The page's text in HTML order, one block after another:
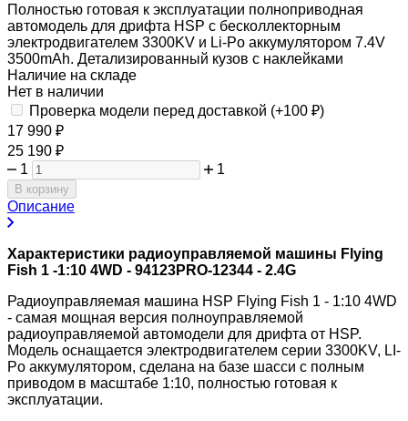
Полностью готовая к эксплуатации полноприводная
автомодель для дрифта HSP с бесколлекторным
электродвигателем 3300KV и Li-Po аккумулятором 7.4V
3500mAh. Детализированный кузов с наклейками
Наличие на складе
Нет в наличии
Проверка модели перед доставкой (+100 ₽)
17 990 ₽
25 190 ₽
1
1
В корзину
Описание
Характеристики радиоуправляемой машины Flying
Fish 1 -1:10 4WD - 94123PRO-12344 - 2.4G
Радиоуправляемая машина HSP Flying Fish 1 - 1:10 4WD
- самая мощная версия полноуправляемой
радиоуправляемой автомодели для дрифта от HSP.
Модель оснащается электродвигателем серии 3300KV, LI-
Po аккумулятором, сделана на базе шасси с полным
приводом в масштабе 1:10, полностью готовая к
эксплуатации.